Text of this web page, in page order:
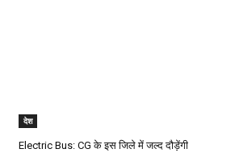
देश
Electric Bus: CG के इस जिले में जल्द दौड़ेंगी